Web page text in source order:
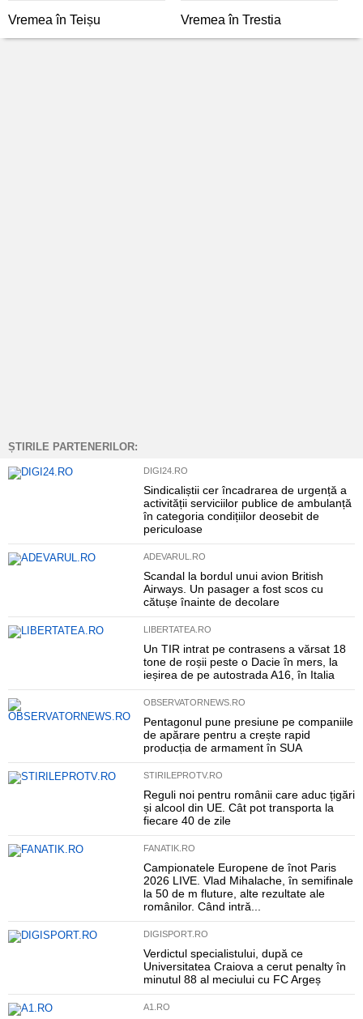
Vremea în Teișu Vremea în Trestia
ȘTIRILE PARTENERILOR:
DIGI24.RO
Sindicaliștii cer încadrarea de urgență a
activității serviciilor publice de ambulanță
în categoria condițiilor deosebit de
periculoase
ADEVARUL.RO
Scandal la bordul unui avion British
Airways. Un pasager a fost scos cu
cătușe înainte de decolare
LIBERTATEA.RO
Un TIR intrat pe contrasens a vărsat 18
tone de roșii peste o Dacie în mers, la
ieșirea de pe autostrada A16, în Italia
OBSERVATORNEWS.RO
Pentagonul pune presiune pe companiile
de apărare pentru a crește rapid
producția de armament în SUA
STIRILEPROTV.RO
Reguli noi pentru românii care aduc țigări
și alcool din UE. Cât pot transporta la
fiecare 40 de zile
FANATIK.RO
Campionatele Europene de înot Paris
2026 LIVE. Vlad Mihalache, în semifinale
la 50 de m fluture, alte rezultate ale
românilor. Când intră...
DIGISPORT.RO
Verdictul specialistului, după ce
Universitatea Craiova a cerut penalty în
minutul 88 al meciului cu FC Argeș
A1.RO